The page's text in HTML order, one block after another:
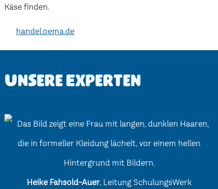
Käse finden.
handel.oema.de
Unsere Experten
Heike Fahsold-Auer, Leitung SchulungsWerk